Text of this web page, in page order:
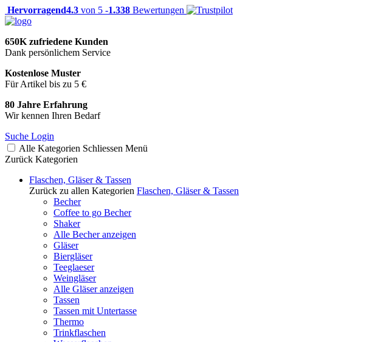
Hervorragend4.3 von 5 -1.338 Bewertungen
650K zufriedene Kunden
Dank persönlichem Service
Kostenlose Muster
Für Artikel bis zu 5 €
80 Jahre Erfahrung
Wir kennen Ihren Bedarf
Suche Login
Alle Kategorien Schliessen Menü
Zurück Kategorien
Flaschen, Gläser & Tassen
Zurück zu allen Kategorien Flaschen, Gläser & Tassen
Becher
Coffee to go Becher
Shaker
Alle Becher anzeigen
Gläser
Biergläser
Teeglaeser
Weingläser
Alle Gläser anzeigen
Tassen
Tassen mit Untertasse
Thermo
Trinkflaschen